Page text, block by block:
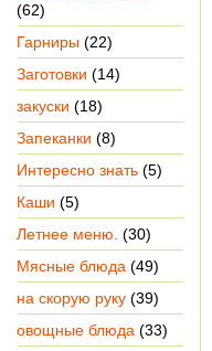
(62)
Гарниры (22)
Заготовки (14)
закуски (18)
Запеканки (8)
Интересно знать (5)
Каши (5)
Летнее меню. (30)
Мясные блюда (49)
на скорую руку (39)
овощные блюда (33)